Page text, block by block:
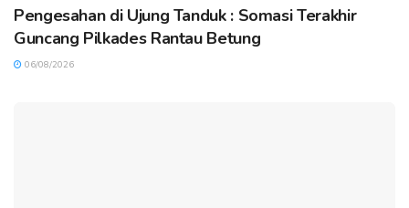
Pengesahan di Ujung Tanduk : Somasi Terakhir
Guncang Pilkades Rantau Betung
06/08/2026